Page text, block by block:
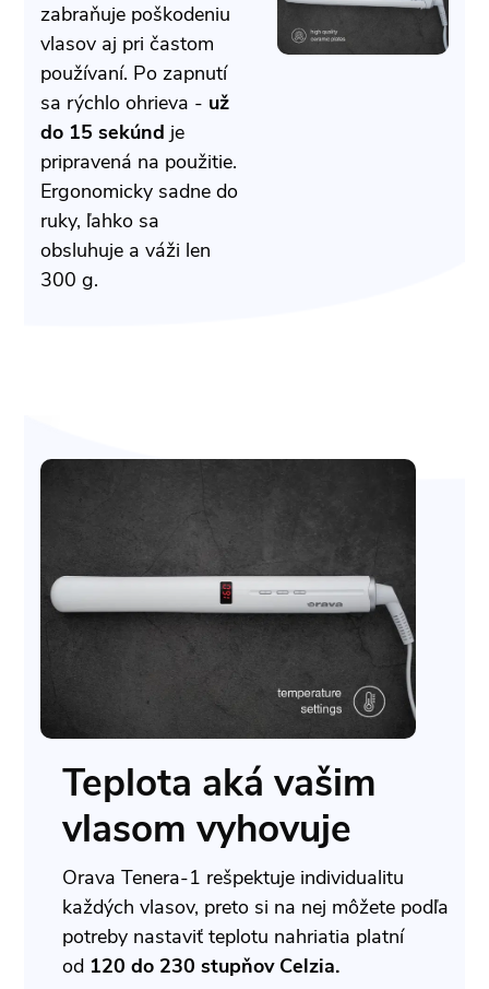
zabraňuje poškodeniu
vlasov aj pri častom
používaní. Po zapnutí
sa rýchlo ohrieva - už
do 15 sekúnd je
pripravená na použitie.
Ergonomicky sadne do
ruky, ľahko sa
obsluhuje a váži len
300 g.
Teplota aká vašim
vlasom vyhovuje
Orava Tenera-1 rešpektuje individualitu
každých vlasov, preto si na nej môžete podľa
potreby nastaviť teplotu nahriatia platní
od 120 do 230 stupňov Celzia.